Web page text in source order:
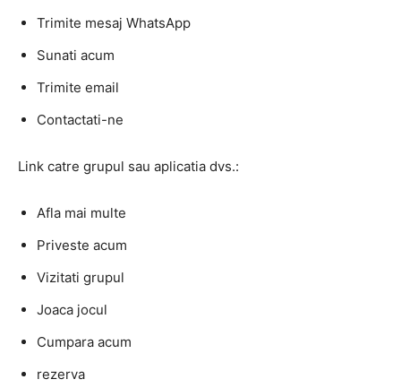
Trimite mesaj WhatsApp
Sunati acum
Trimite email
Contactati-ne
Link catre grupul sau aplicatia dvs.:
Afla mai multe
Priveste acum
Vizitati grupul
Joaca jocul
Cumpara acum
rezerva